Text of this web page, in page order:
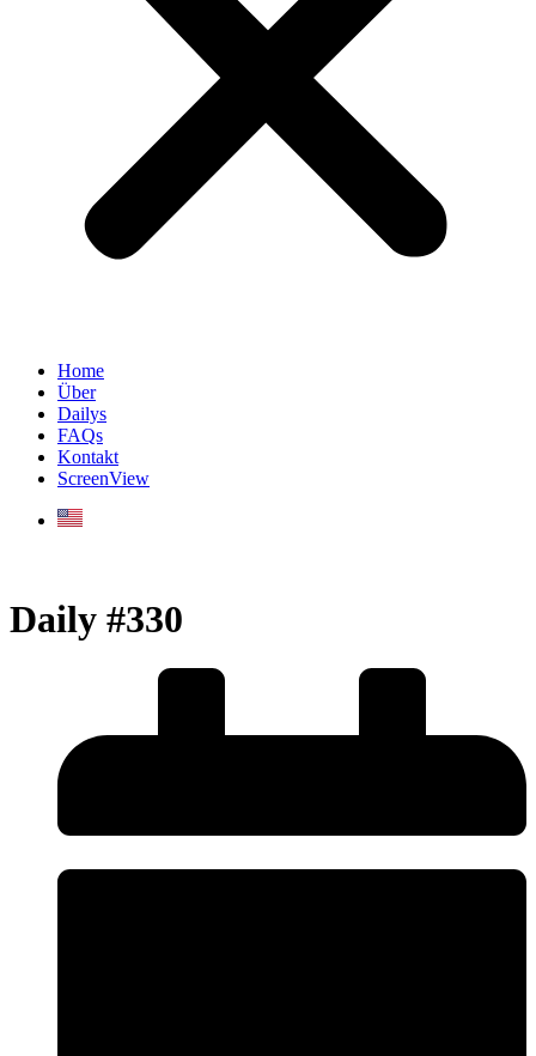
Home
Über
Dailys
FAQs
Kontakt
ScreenView
Daily #330